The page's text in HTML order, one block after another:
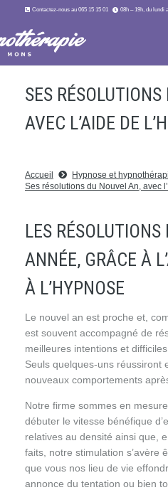
Contactez-nous au 065 15 15 01 08h – 19h, du lundi
SES
AVEC L’AIDE DE
Accueil
Hypnose et
Ses résolutions du Nouvel An, avec
LES RÉSOLUTIONS
ANNÉE, GRÂCE À
À L’HYPNOSE
Le nouvel an est proche et,
est souvent accompagné de
meilleures intentions et
Seuls quelques-uns réussiront
nouveaux comportements
Notre firme sommes en
débuter le vitesse bénéfique
relatives au densité ainsi que,
faits, notre stimulation s’avère
que vous nos lieu de vie
annonce du tentation ou bien